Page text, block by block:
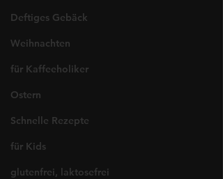
Deftiges Gebäck
Weihnachten
für Kaffeeholiker
Ostern
Schnelle Rezepte
für Kids
glutenfrei, laktosefrei